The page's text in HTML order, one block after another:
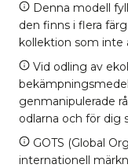
Denna modell
den finns i flera
kollektion som inte
Vid odling av
genmanipulerade
odlarna och för dig
GOTS (Global
internationell